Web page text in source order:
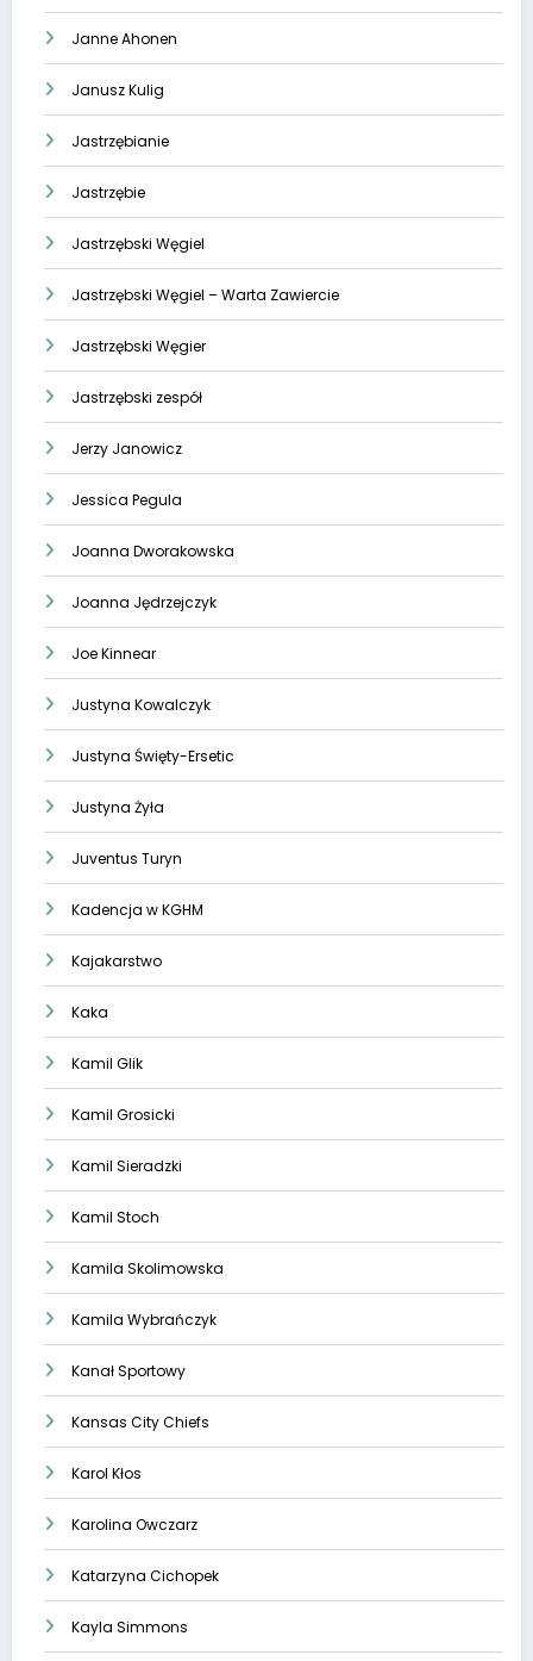
Janne Ahonen
Janusz Kulig
Jastrzębianie
Jastrzębie
Jastrzębski Węgiel
Jastrzębski Węgiel – Warta Zawiercie
Jastrzębski Węgier
Jastrzębski zespół
Jerzy Janowicz
Jessica Pegula
Joanna Dworakowska
Joanna Jędrzejczyk
Joe Kinnear
Justyna Kowalczyk
Justyna Święty-Ersetic
Justyna Żyła
Juventus Turyn
Kadencja w KGHM
Kajakarstwo
Kaka
Kamil Glik
Kamil Grosicki
Kamil Sieradzki
Kamil Stoch
Kamila Skolimowska
Kamila Wybrańczyk
Kanał Sportowy
Kansas City Chiefs
Karol Kłos
Karolina Owczarz
Katarzyna Cichopek
Kayla Simmons